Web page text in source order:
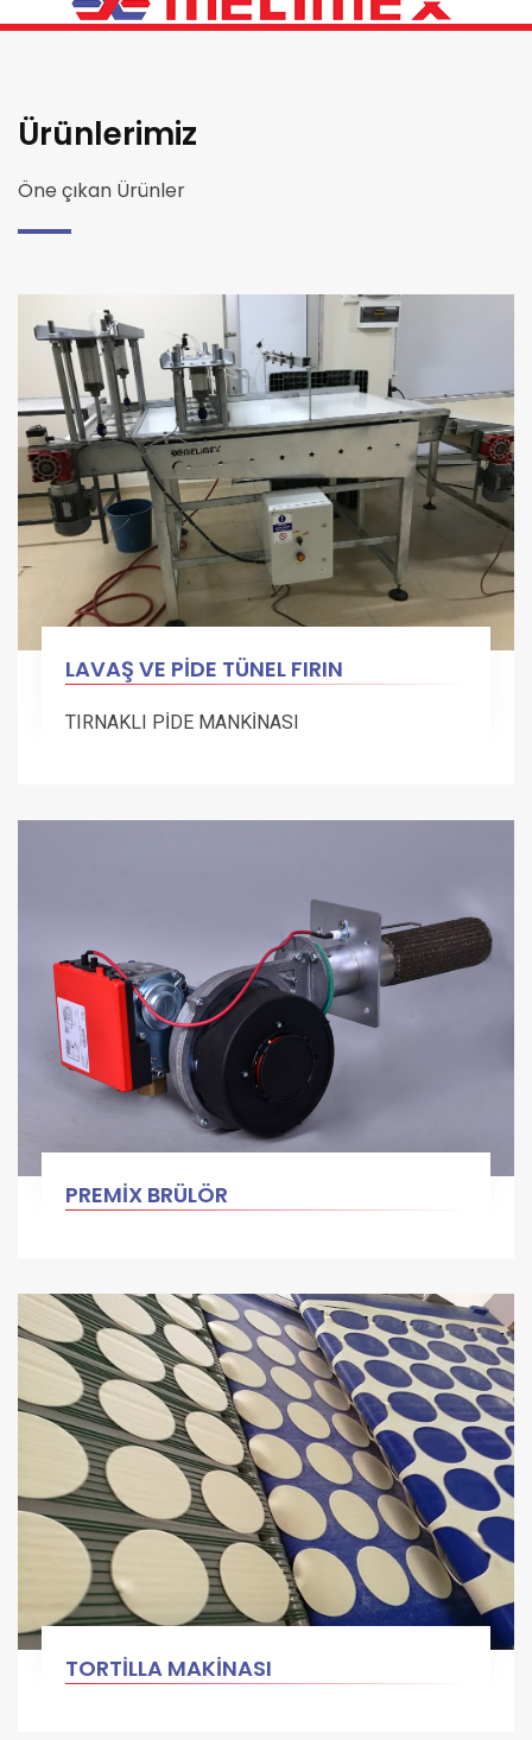
Ürünlerimiz
Öne çıkan Ürünler
LAVAŞ VE PİDE TÜNEL FIRIN
TIRNAKLI PİDE MANKİNASI
PREMİX BRÜLÖR
TORTİLLA MAKİNASI